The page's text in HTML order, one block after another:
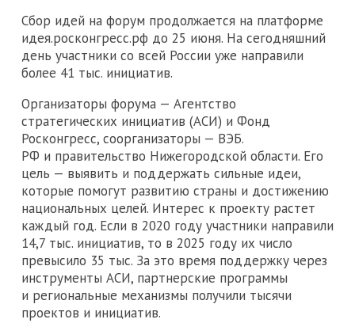
Сбор идей на форум продолжается на платформе
идея.росконгресс.рф до 25 июня. На сегодняшний
день участники со всей России уже направили
более 41 тыс. инициатив.
Организаторы форума — Агентство
стратегических инициатив (АСИ) и Фонд
Росконгресс, соорганизаторы — ВЭБ.
РФ и правительство Нижегородской области. Его
цель — выявить и поддержать сильные идеи,
которые помогут развитию страны и достижению
национальных целей. Интерес к проекту растет
каждый год. Если в 2020 году участники направили
14,7 тыс. инициатив, то в 2025 году их число
превысило 35 тыс. За это время поддержку через
инструменты АСИ, партнерские программы
и региональные механизмы получили тысячи
проектов и инициатив.